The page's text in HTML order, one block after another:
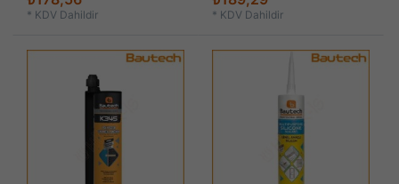
* KDV Dahildir * KDV Dahildir